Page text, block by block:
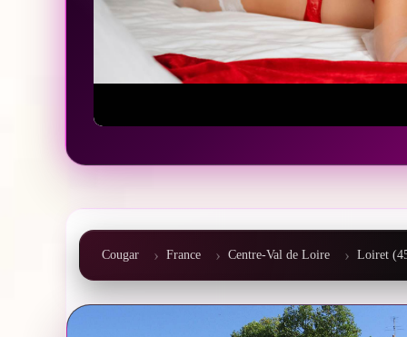
Cougar France Centre-Val de Loire Loiret